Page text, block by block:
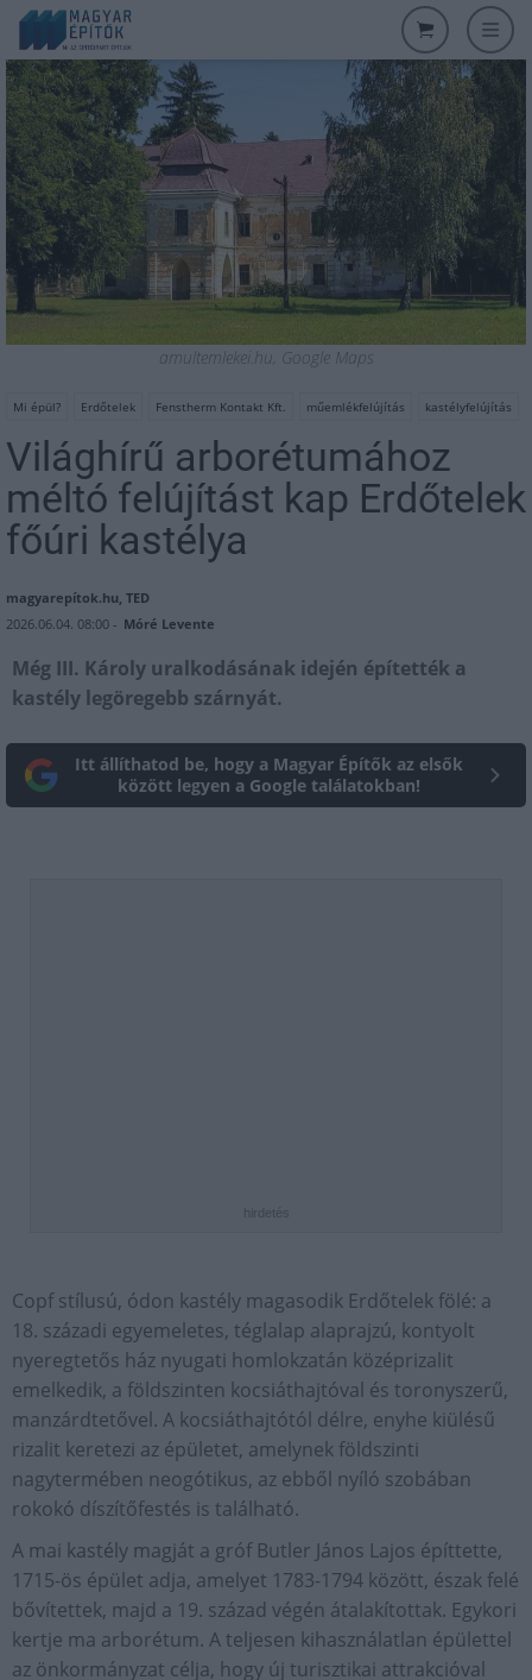
amultemlekei.hu, Google Maps
Mi épül? Erdőtelek Fenstherm Kontakt Kft. műemlékfelújítás kastélyfelújítás
Világhírű arborétumához
méltó felújítást kap Erdőtelek
főúri kastélya
magyarepítok.hu, TED
2026.06.04. 08:00 - Móré Levente
Még III. Károly uralkodásának idején építették a
kastély legöregebb szárnyát.
Itt állíthatod be, hogy a Magyar Építők az elsők
között legyen a Google találatokban!
hirdetés
Copf stílusú, ódon kastély magasodik Erdőtelek fölé: a
18. századi egyemeletes, téglalap alaprajzú, kontyolt
nyeregtetős ház nyugati homlokzatán középrizalit
emelkedik, a földszinten kocsiáthajtóval és toronyszerű,
manzárdtetővel. A kocsiáthajtótól délre, enyhe kiülésű
rizalit keretezi az épületet, amelynek földszinti
nagytermében neogótikus, az ebből nyíló szobában
rokokó díszítőfestés is található.
A mai kastély magját a gróf Butler János Lajos építtette,
1715-ös épület adja, amelyet 1783-1794 között, észak felé
bővítettek, majd a 19. század végén átalakítottak. Egykori
kertje ma arborétum. A teljesen kihasználatlan épülettel
az önkormányzat célja, hogy új turisztikai attrakcióval